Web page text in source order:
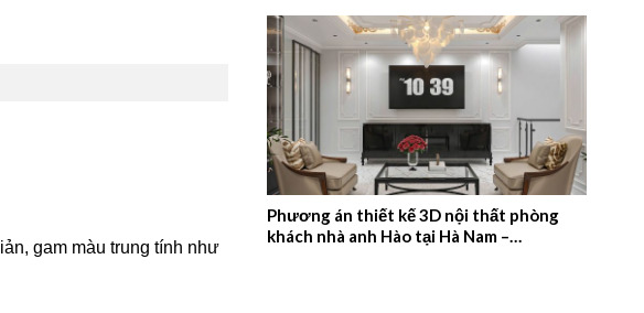
gam màu trung tính như
Phương án thiết kế 3D nội thất phòng
khách nhà anh Hào tại Hà Nam –